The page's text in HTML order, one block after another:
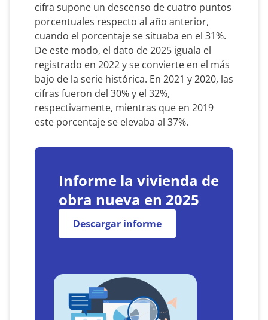
cifra supone un descenso de cuatro puntos
porcentuales respecto al año anterior,
cuando el porcentaje se situaba en el 31%.
De este modo, el dato de 2025 iguala el
registrado en 2022 y se convierte en el más
bajo de la serie histórica. En 2021 y 2020, las
cifras fueron del 30% y el 32%,
respectivamente, mientras que en 2019
este porcentaje se elevaba al 37%.
Informe la vivienda de
obra nueva en 2025
Descargar informe